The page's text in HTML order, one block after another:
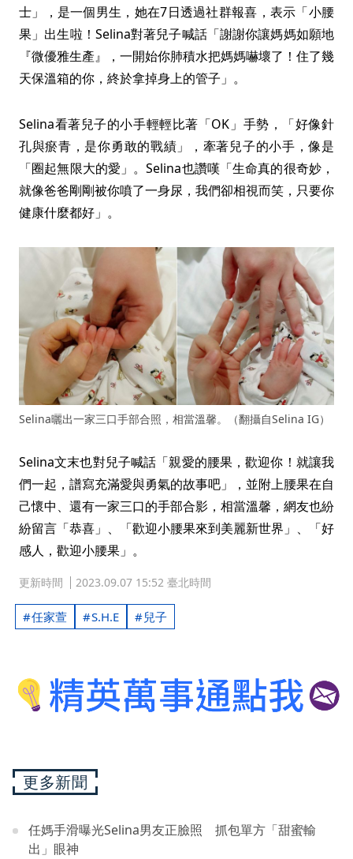
士」，是一個男生，她在7日透過社群報喜，表示「小腰
果」出生啦！Selina對著兒子喊話「謝謝你讓媽媽如願地
『微優雅生產』，一開始你肺積水把媽媽嚇壞了！住了幾
天保溫箱的你，終於拿掉身上的管子」。
Selina看著兒子的小手輕輕比著「OK」手勢，「好像針
孔與瘀青，是你勇敢的戰績」，牽著兒子的小手，像是
「圈起無限大的愛」。Selina也讚嘆「生命真的很奇妙，
就像爸爸剛剛被你噴了一身尿，我們卻相視而笑，只要你
健康什麼都好」。
Selina曬出一家三口手部合照，相當溫馨。（翻攝自Selina IG）
Selina文末也對兒子喊話「親愛的腰果，歡迎你！就讓我
們一起，譜寫充滿愛與勇氣的故事吧」，並附上腰果在自
己懷中、還有一家三口的手部合影，相當溫馨，網友也紛
紛留言「恭喜」、「歡迎小腰果來到美麗新世界」、「好
感人，歡迎小腰果」。
更新時間 2023.09.07 15:52 臺北時間
任家萱 S.H.E 兒子
更多新聞
任媽手滑曝光Selina男友正臉照 抓包單方「甜蜜輸
出」眼神